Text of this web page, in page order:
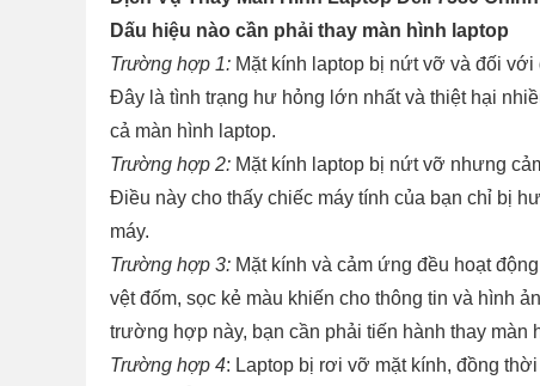
Dấu hiệu nào cần phải thay màn hình laptop
Trường hợp 1: Mặt kính laptop bị nứt vỡ và đối
Đây là tình trạng hư hỏng lớn nhất và thiệt hại
cả màn hình laptop.
Trường hợp 2: Mặt kính laptop bị nứt vỡ nhưng
Điều này cho thấy chiếc máy tính của bạn chỉ bị
máy.
Trường hợp 3: Mặt kính và cảm ứng đều hoạt
vệt đốm, sọc kẻ màu khiến cho thông tin và hình
trường hợp này, bạn cần phải tiến hành thay màn
Trường hợp 4: Laptop bị rơi vỡ mặt kính, đồng